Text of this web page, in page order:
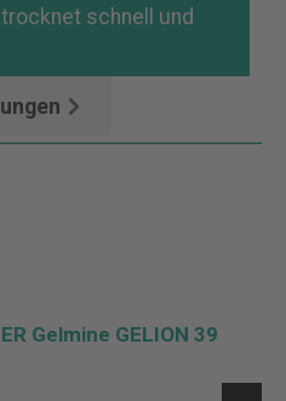
schnell und
Gelmine GELION 39